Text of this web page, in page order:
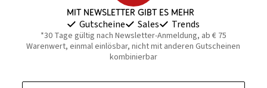
Mit Newsletter gibt es mehr
Gutscheine Sales Trends
*30 Tage gültig nach Newsletter-Anmeldung, ab € 75
Warenwert, einmal einlösbar, nicht mit anderen Gutscheinen
kombinierbar